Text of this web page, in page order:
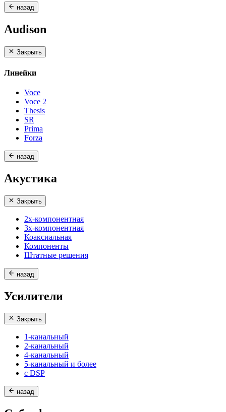
назад
Audison
Закрыть
Линейки
Voce
Voce 2
Thesis
SR
Prima
Forza
назад
Акустика
Закрыть
2х-компонентная
3х-компонентная
Коаксиальная
Компоненты
Штатные решения
назад
Усилители
Закрыть
1-канальный
2-канальный
4-канальный
5-канальный и более
с DSP
назад